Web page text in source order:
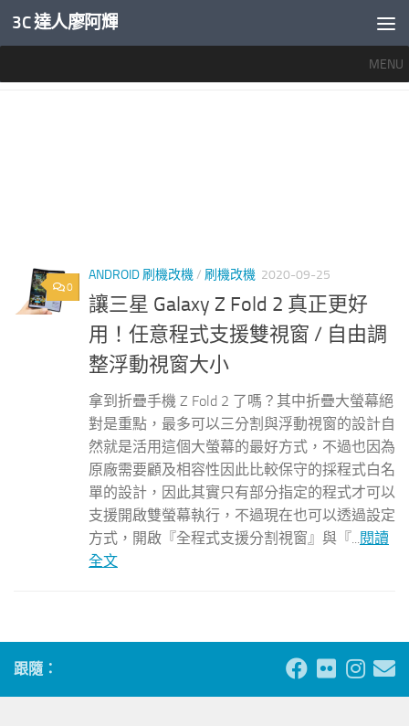
內文下方
3C 達人廖阿輝
MENU
0
ANDROID 刷機改機/ 刷機改機 2020-09-25
讓三星 Galaxy Z Fold 2 真正更好
用！任意程式支援雙視窗 / 自由調
整浮動視窗大小
拿到折疊手機 Z Fold 2 了嗎？其中折疊大螢幕絕
對是重點，最多可以三分割與浮動視窗的設計自
然就是活用這個大螢幕的最好方式，不過也因為
原廠需要顧及相容性因此比較保守的採程式白名
單的設計，因此其實只有部分指定的程式才可以
支援開啟雙螢幕執行，不過現在也可以透過設定
方式，開啟『全程式支援分割視窗』與『...閱讀
全文
跟隨：